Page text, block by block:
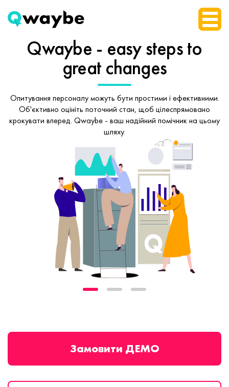
Qwaybe - easy stepsto
great changes
Опитування персоналу можуть бути простими і ефективними.
Об'єктивно оцініть поточний стан, щоб цілеспрямовано
крокувати вперед. Qwaybe - ваш надійний помічник на цьому
шляху.
Замовити ДЕМО